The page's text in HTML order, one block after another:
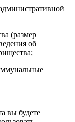
(размер
об
вы будете